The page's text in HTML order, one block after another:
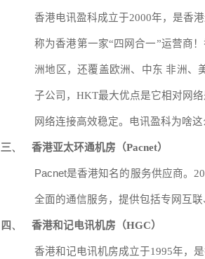
香港电讯盈科成立于2000年，是香
称为香港第一家“四网合一”运营商
洲地区，还覆盖欧洲、中东 非洲、
子公司， HKT最大优点是它相对网
网络连接高效稳定。电讯盈科为啥
三、 香港亚太环通机房（Pacnet）
Pacnet是香港知名的服务供应商。
全面的通信服务，提供包括专网互
四、 香港和记电讯机房（HGC）
香港和记电讯机房成立于1995年，